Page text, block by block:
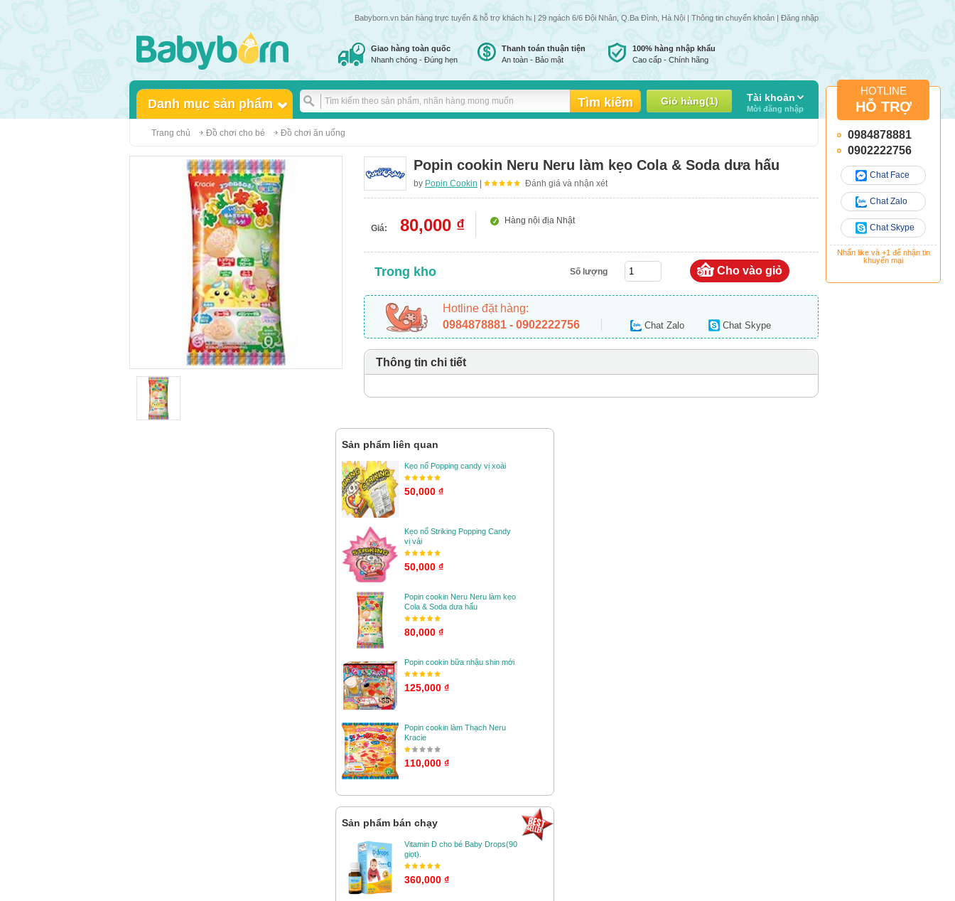
Babyborn.vn bán hàng trực tuyến & hỗ trợ khách hàng đến 24h đêm tất cả các ngày trong tuần | Giá 1 số mặt hàng có thể thay đổi do giá nhập thay đổi
| 29 ngách 6/6 Đội Nhân, Q.Ba Đình, Hà Nội | Thông tin chuyển khoản | Đăng nhập
HOTLINE
HỖ TRỢ
0984878881
0902222756
Chat Face
Chat Zalo
Chat Skype
Nhấn like và +1 để nhận tin
khuyến mại
Giao hàng toàn quốc
Nhanh chóng - Đúng hẹn
Thanh toán thuận tiện
An toàn - Bảo mật
100% hàng nhập khẩu
Cao cấp - Chính hãng
Danh mục sản phẩm Giỏ hàng(1) Tài khoản
Mời đăng nhập
Trang chủ Đồ chơi cho bé Đồ chơi ăn uống
Popin cookin Neru Neru làm kẹo Cola & Soda dưa hấu
by Popin Cookin Đánh giá và nhận xét
Giá: 80,000 ₫ Hàng nội địa Nhật
Trong kho Số lượng
Hotline đặt hàng:
0984878881 - 0902222756
Chat Zalo Chat Skype
Thông tin chi tiết
Sản phẩm liên quan
Kẹo nổ Popping candy vị xoài
50,000 ₫
Kẹo nổ Striking Popping Candy
vị vải
50,000 ₫
Popin cookin Neru Neru làm kẹo
Cola & Soda dưa hấu
80,000 ₫
Popin cookin bữa nhậu shin mới
125,000 ₫
Popin cookin làm Thạch Neru
Kracie
110,000 ₫
Sản phẩm bán chạy
Vitamin D cho bé Baby Drops(90
giọt).
360,000 ₫